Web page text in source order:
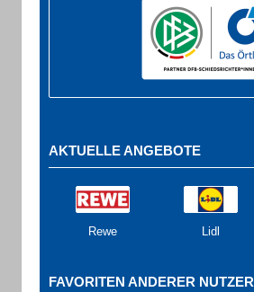
AKTUELLE ANGEBOTE
Rewe Lidl
FAVORITEN ANDERER NUTZER